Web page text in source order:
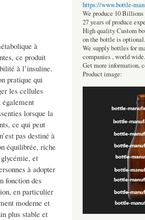
à
ce produit
à l’insuline.
pratique qui
les cellules
lorsque la
ce qui peut
pas destiné à
équilibrée, riche
et
à adopter
fonction des
en particulier
moderne et
plus stable et
https://www.bottle-
We produce 10 Billions
27 years of produce
High quality Custom
on the bottle is optional.
We supply bottles for
companies , world wide.
Get more information,
Product image: